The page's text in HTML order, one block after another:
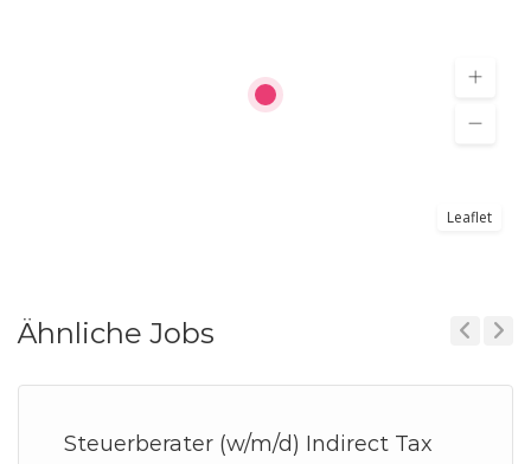
Leaflet
Ähnliche Jobs
Steuerberater (w/m/d) Indirect Tax